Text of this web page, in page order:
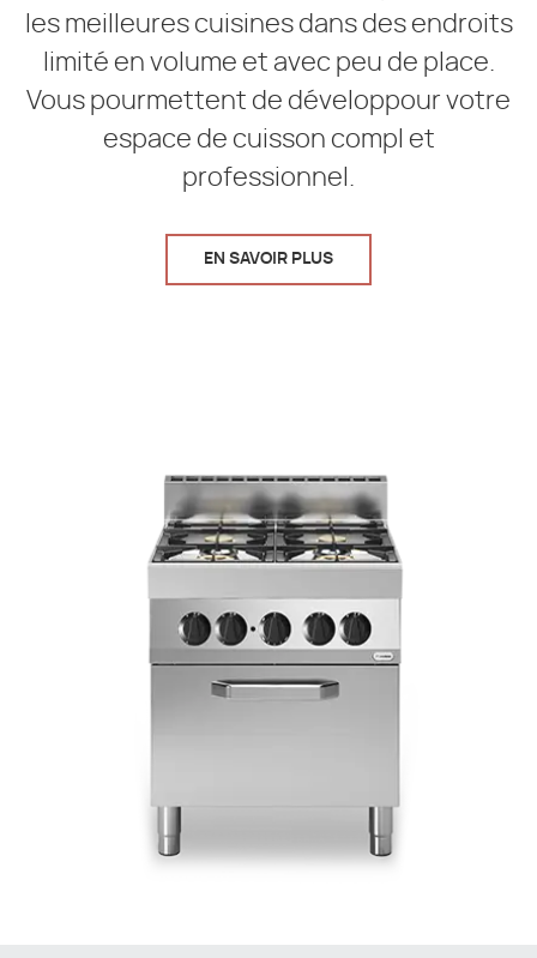
les meilleures cuisines dans des endroits
limité en volume et avec peu de place.
Vous pourmettent de développour votre
espace de cuisson compl et
professionnel.
EN SAVOIR PLUS